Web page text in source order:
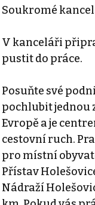
Soukromé
V kanceláři
pustit do práce.
Posuňte své
pochlubit jednou
Evropě a je
cestovní ruch.
pro místní
Přístav
Nádraží